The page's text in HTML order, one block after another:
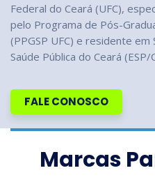
Federal do Ceará (UFC),
pelo Programa de Pós-
(PPGSP UFC) e residente em
Saúde Pública do Ceará (ESP/
FALE CONOSCO
Marcas